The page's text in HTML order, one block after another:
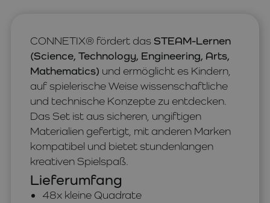
CONNETIX® fördert dasSTEAM-Lernen
(Science, Technology, Engineering, Arts,
Mathematics) und ermöglicht es Kindern,
auf spielerische Weise wissenschaftliche
und technische Konzepte zu entdecken.
Das Set ist aus sicheren, ungiftigen
Materialien gefertigt, mit anderen Marken
kompatibel und bietet stundenlangen
kreativen Spielspaß.
Lieferumfang
48x kleine Quadrate